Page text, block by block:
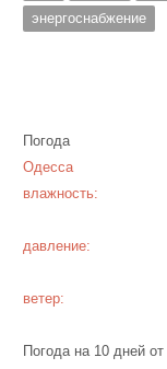
энергоснабжение
Погода
Одесса
влажность:
давление:
ветер:
Погода на 10 дней от